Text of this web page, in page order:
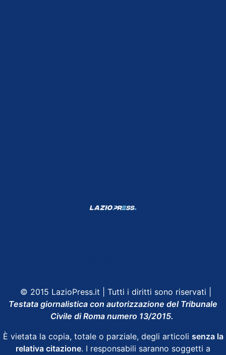
© 2015 LazioPress.it | Tutti i diritti sono riservati |
Testata giornalistica con autorizzazione del Tribunale
Civile di Roma numero 13/2015.
È vietata la copia, totale o parziale, degli articoli senza la
relativa citazione. I responsabili saranno soggetti a